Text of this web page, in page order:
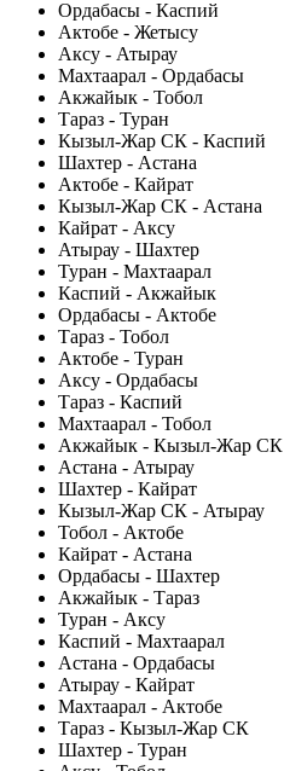
Ордабасы - Каспий
Актобе - Жетысу
Аксу - Атырау
Махтаарал - Ордабасы
Акжайык - Тобол
Тараз - Туран
Кызыл-Жар СК - Каспий
Шахтер - Астана
Актобе - Кайрат
Кызыл-Жар СК - Астана
Кайрат - Аксу
Атырау - Шахтер
Туран - Махтаарал
Каспий - Акжайык
Ордабасы - Актобе
Тараз - Тобол
Актобе - Туран
Аксу - Ордабасы
Тараз - Каспий
Махтаарал - Тобол
Акжайык - Кызыл-Жар СК
Астана - Атырау
Шахтер - Кайрат
Кызыл-Жар СК - Атырау
Тобол - Актобе
Кайрат - Астана
Ордабасы - Шахтер
Акжайык - Тараз
Туран - Аксу
Каспий - Махтаарал
Астана - Ордабасы
Атырау - Кайрат
Махтаарал - Актобе
Тараз - Кызыл-Жар СК
Шахтер - Туран